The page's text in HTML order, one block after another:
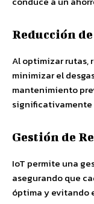
Reducción
Al optimizar rutas,
minimizar el
mantenimiento
significativamente
Gestión de
IoT permite una
asegurando que
óptima y evitando